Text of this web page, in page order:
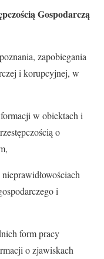
Gospodarczą
zapobiegania
i korupcyjnej, w
w obiektach i
o
i
form pracy
o zjawiskach